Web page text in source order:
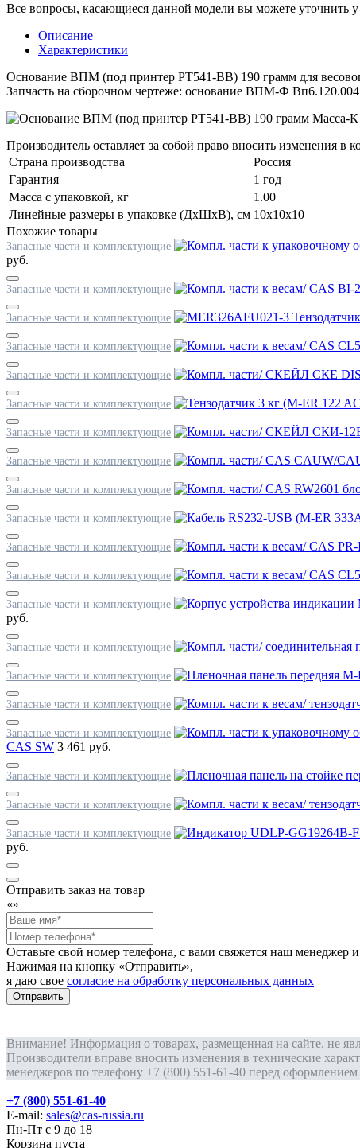
Все вопросы, касающиеся данной модели вы можете уточнить
Описание
Характеристики
Основание ВПМ (под принтер РТ541-BB) 190 грамм для
Запчасть на сборочном чертеже: основание ВПМ-Ф Вп6.120.004
Производитель оставляет за собой право вносить изменения
Страна производства
Россия
Гарантия
1 год
Масса с упаковкой, кг
1.00
Линейные размеры в упаковке (ДxШxВ), см 10x10x10
Похожие товары
Запасные части и комплектующие
руб.
Запасные части и комплектующие
Запасные части и комплектующие
Запасные части и комплектующие
Запасные части и комплектующие
Запасные части и комплектующие
Запасные части и комплектующие
Запасные части и комплектующие
Запасные части и комплектующие
Запасные части и комплектующие
Запасные части и комплектующие
Запасные части и комплектующие
Запасные части и комплектующие
руб.
Запасные части и комплектующие
Запасные части и комплектующие
Запасные части и комплектующие
Запасные части и комплектующие
CAS SW 3 461 руб.
Запасные части и комплектующие
Запасные части и комплектующие
Запасные части и комплектующие
руб.
Отправить заказ на товар
«»
Оставьте свой номер телефона, с вами свяжется наш
Нажимая на кнопку «Отправить»,
я даю свое согласие на обработку персональных данных
Отправить
Внимание! Информация о товарах, размещенная на сайте, не
Производители вправе вносить изменения в технические
менеджеров по телефону +7 (800) 551-61-40 перед оформлением
+7 (800) 551-61-40
E-mail: sales@cas-russia.ru
Пн-Пт с 9 до 18
Корзина пуста